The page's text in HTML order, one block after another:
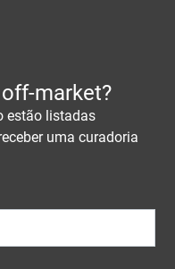
market?
estão listadas
uma curadoria